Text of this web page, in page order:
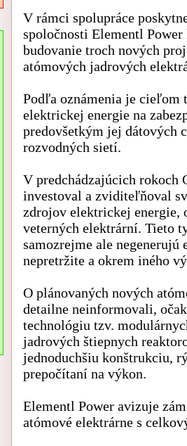
V rámci spolupráce
spoločnosti Elementl Power
budovanie troch nových
atómových jadrových
Podľa oznámenia je
elektrickej energie na
predovšetkým jej dátových
rozvodných sietí.
V predchádzajúcich rokoch
investoval a zviditeľňoval
zdrojov elektrickej energie,
veterných elektrární. Tieto
samozrejme ale
nepretržite a okrem iného
O plánovaných nových
detailne neinformovali,
technológiu tzv.
jadrových štiepnych
jednoduchšiu konštrukciu,
prepočítaní na výkon.
Elementl Power avizuje
atómové elektrárne s